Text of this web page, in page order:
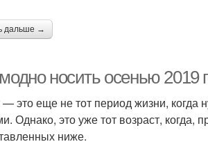
дальше →
носить осенью
— это еще не тот период жизни,
Однако, это уже тот возраст,
ниже.